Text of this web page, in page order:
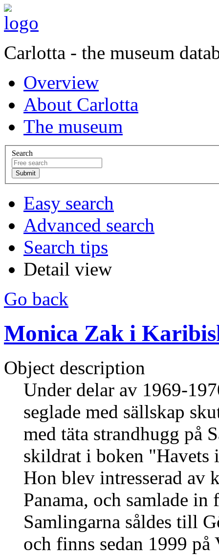
Carlotta - the museum
Overview
About Carlotta
The museum
Search
Easy search
Advanced search
Search tips
Detail view
Go back
Monica Zak i
Object description
Under delar av 1969-
seglade med sällskap
med täta strandhugg på
skildrat i boken "Havets
Hon blev intresserad av
Panama, och samlade
Samlingarna såldes till
och finns sedan 1999